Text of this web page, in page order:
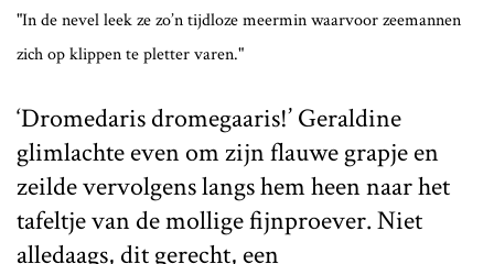
"In de nevel leek ze zo’n tijdloze meermin waarvoor zeemannen
zich op klippen te pletter varen."
‘Dromedaris dromegaaris!’ Geraldine
glimlachte even om zijn flauwe grapje en
zeilde vervolgens langs hem heen naar het
tafeltje van de mollige fijnproever. Niet
alledaags, dit gerecht, een